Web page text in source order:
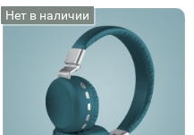
Нет в наличии